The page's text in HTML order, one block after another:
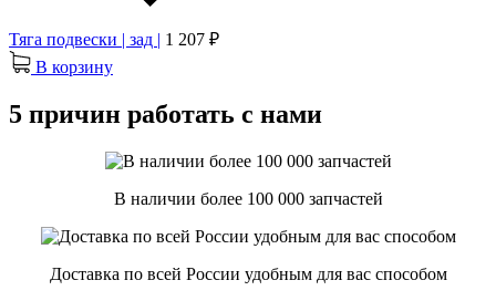
Тяга подвески | зад | 1 207 ₽
В корзину
5 причин работать с нами
В наличии более 100 000 запчастей
Доставка по всей России удобным для вас способом